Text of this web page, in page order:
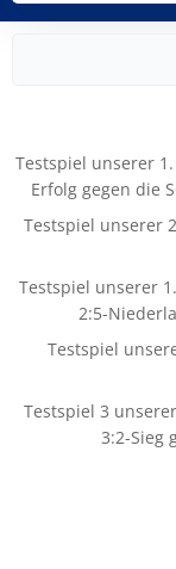
Testspiel unserer
Erfolg gegen die
Testspiel unserer
Testspiel unserer
2:5-
Testspiel
Testspiel 3
3:2-Sieg